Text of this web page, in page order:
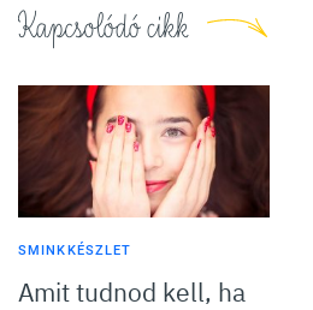
Kapcsolódó cikk
SMINKKÉSZLET
Amit tudnod kell, ha